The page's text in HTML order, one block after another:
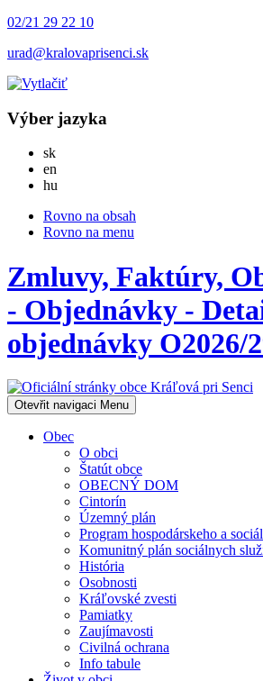
02/21 29 22 10
urad@kralovaprisenci.sk
Výber jazyka
skSlovensky
en
hu
Rovno na obsah
Rovno na menu
Zmluvy, Faktúry,
- Objednávky -
objednávky O2026/
Otevřit navigaci Menu
Obec
O obci
Štatút obce
OBECNÝ DOM
Cintorín
Územný plán
Program hospodárskeho a
Komunitný plán sociálnych
História
Osobnosti
Kráľovské zvesti
Pamiatky
Zaujímavosti
Civilná ochrana
Info tabule